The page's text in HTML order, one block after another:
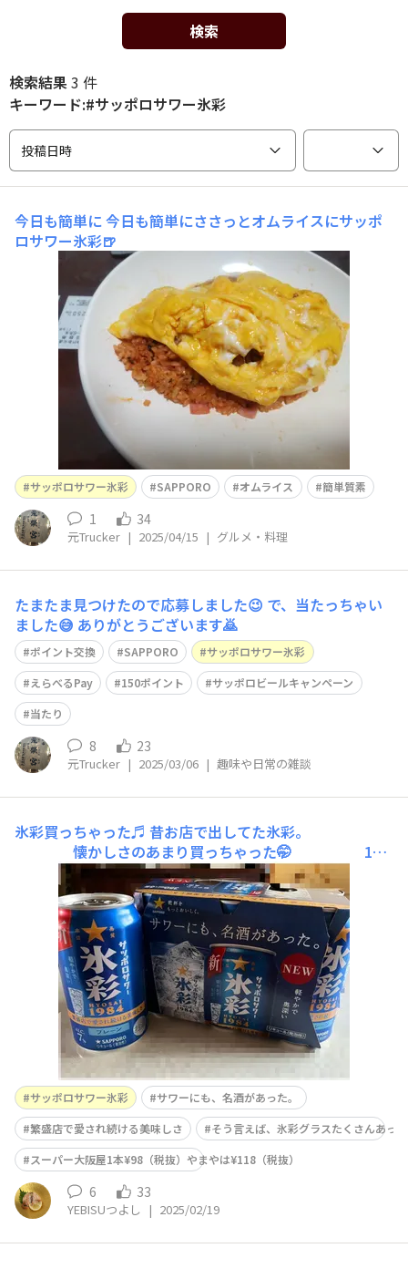
検索
検索結果3 件
キーワード:#サッポロサワー氷彩
投稿日時
今日も簡単に今日も簡単にささっとオムライスにサッポ
ロサワー氷彩🍺
サッポロサワー氷彩 SAPPORO オムライス 簡単質素
1 34
元Trucker | 2025/04/15 | グルメ・料理
たまたま見つけたので応募しました😉 で、当たっちゃい
ました😅 ありがとうございます🙇
ポイント交換 SAPPORO
サッポロサワー氷彩
えらべるPay
150ポイント
サッポロビールキャンペーン
当たり
8 23
元Trucker | 2025/03/06 | 趣味や日常の雑談
氷彩買っちゃった♬ 昔お店で出してた氷彩。
懐かしさのあまり買っちゃった🤭 1本
にしようか迷ったけどドオォ〜ンと 6Pパックで♬
やまやより近所のスーパー大阪屋の方が ¥20/本
も安かった👍今晩の〆はこれで決まり😋
サッポロサワー氷彩
サワーにも、名酒があった。
繁盛店で愛され続ける美味しさ
そう言えば、氷彩グラスたくさんあっ
スーパー大阪屋1本¥98（税抜）やまやは¥118（税抜）
6 33
YEBISUつよし | 2025/02/19